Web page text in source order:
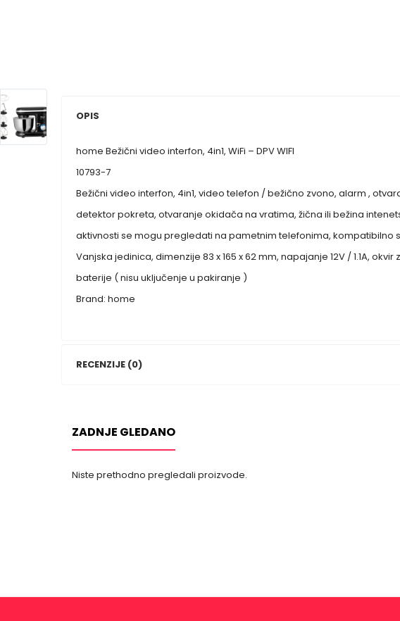
OPIS
home Bežični video interfon, 4in1, WiFi – DPV WIFI
10793-7
Bežični video interfon, 4in1, video telefon / bežično zvono, alarm ,
detektor pokreta, otvaranje okidača na vratima, žična ili bežina
aktivnosti se mogu pregledati na pametnim telefonima, kompatibilno
Vanjska jedinica, dimenzije 83 x 165 x 62 mm, napajanje 12V / 1.1A,
baterije ( nisu uključenje u pakiranje )
Brand: home
RECENZIJE (0)
ZADNJE GLEDANO
Niste prethodno pregledali proizvode.